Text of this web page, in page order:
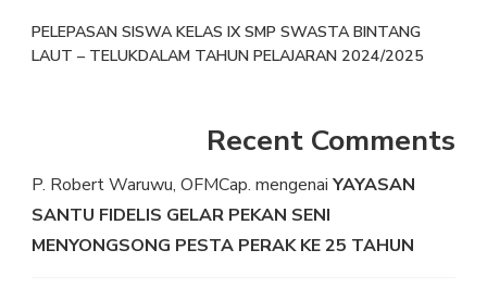
PELEPASAN SISWA KELAS IX SMP SWASTA BINTANG
LAUT – TELUKDALAM TAHUN PELAJARAN 2024/2025
Recent Comments
P. Robert Waruwu, OFMCap. mengenai YAYASAN
SANTU FIDELIS GELAR PEKAN SENI
MENYONGSONG PESTA PERAK KE 25 TAHUN